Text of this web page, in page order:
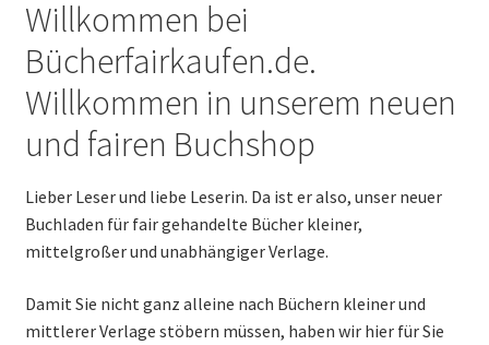
Willkommen bei
Bücherfairkaufen.de.
Willkommen in unserem neuen
und fairen Buchshop
Lieber Leser und liebe Leserin. Da ist er also, unser neuer
Buchladen für fair gehandelte Bücher kleiner,
mittelgroßer und unabhängiger Verlage.
Damit Sie nicht ganz alleine nach Büchern kleiner und
mittlerer Verlage stöbern müssen, haben wir hier für Sie